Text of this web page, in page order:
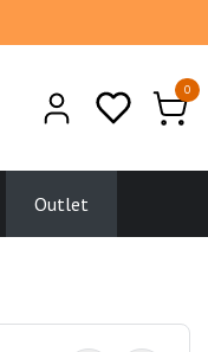
0
Outlet